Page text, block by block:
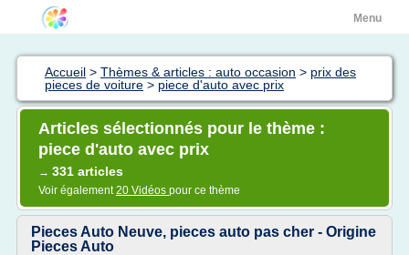
Menu
Accueil > Thèmes & articles : auto occasion > prix des
pieces de voiture > piece d'auto avec prix
Articles sélectionnés pour le thème :
piece d'auto avec prix
→ 331 articles
Voir également20 Vidéos pour ce thème
Pieces Auto Neuve, pieces auto pas cher - Origine
Pieces Auto